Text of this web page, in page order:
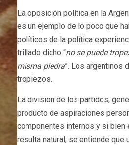
La oposición política en la
es un ejemplo de lo poco que
políticos de la política
trillado dicho “no se puede
misma piedra”. Los argentinos
tropiezos.
La división de los partidos,
producto de aspiraciones
componentes internos y si bien
resulta natural, se entiende que